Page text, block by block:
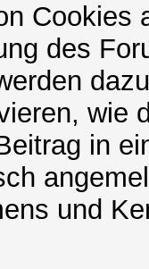
des
wie
in
und